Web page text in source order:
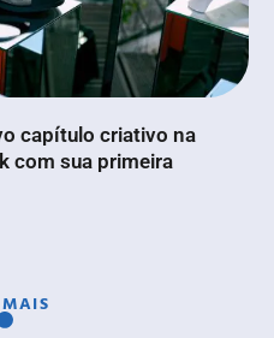
capítulo criativo na
com sua primeira